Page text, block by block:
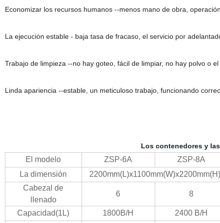
Economizar los recursos humanos --menos mano de obra,
La ejecución estable - baja tasa de fracaso, el servicio por
Trabajo de limpieza --no hay goteo, fácil de limpiar, no hay polvo o el
Linda apariencia --estable, un meticuloso trabajo, funcionando
Los contenedores y
El modelo ZSP-6A
ZSP-8A
La dimensión
2200mm(L)x1100mm(W)x2200mm(H)
Cabezal de
llenado
6 8
Capacidad(1L) 1800B/H
2400 B/H